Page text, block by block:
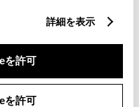
詳細を表示
を許可
を許可